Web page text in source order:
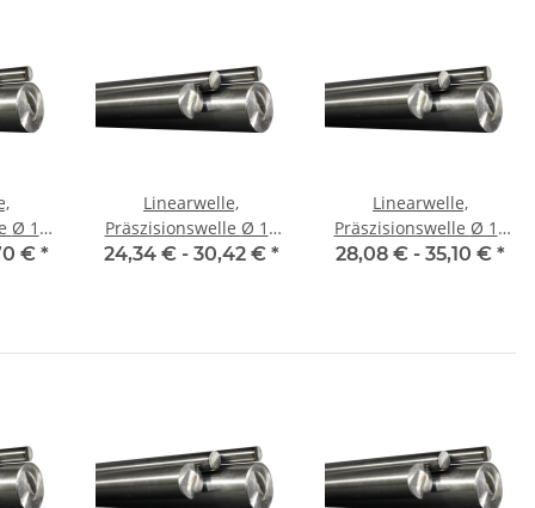
€ *
Linearwelle,
Präszisionswelle Ø 12
mm, 1990 mm, gehärtet
24,34 € - 30,42 € *
Linearwelle,
Präszisionswelle Ø 14
mm, 1990 mm, gehärtet
28,08 € - 35,10 € *